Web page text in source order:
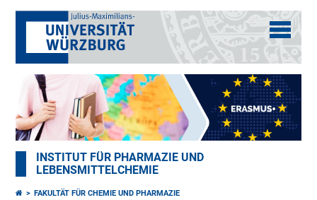
INSTITUT FÜR PHARMAZIE UND
LEBENSMITTELCHEMIE
FAKULTÄT FÜR CHEMIE UND PHARMAZIE